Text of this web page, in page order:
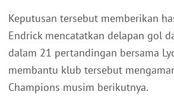
Keputusan tersebut memberikan
Endrick mencatatkan delapan gol
dalam 21 pertandingan bersama
membantu klub tersebut
Champions musim berikutnya.